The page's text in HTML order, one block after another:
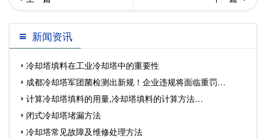
什么要定期清洗冷却塔… 却塔腐蚀
新闻资讯
冷却塔填料在工业冷却塔中的重要性
成都冷却塔军团菌检测出新规！企业违规将面临重罚…
计算冷却塔填料的用量,冷却塔填料的计算方法…
闭式冷却塔堵漏方法
冷却塔常见故障及维修处理方法